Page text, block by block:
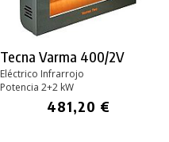
Tecna Varma 400/2V
Eléctrico Infrarrojo
Potencia 2+2 kW
481,20 €